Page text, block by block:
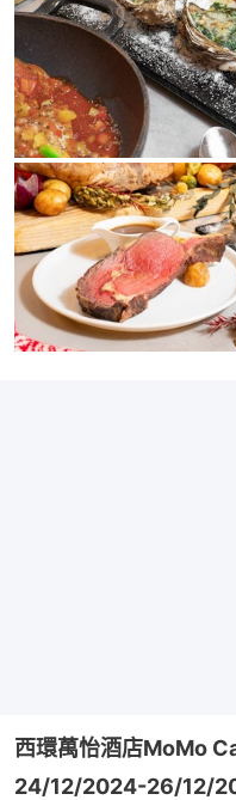
西環萬怡酒店MoMo
24/12/2024-26/12/